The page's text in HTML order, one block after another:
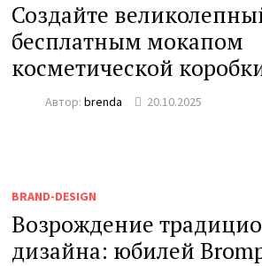
Создайте
бесплатным мокапом
косметической
Автор:brenda 20.10.2025
BRAND-DESIGN
Возрождение
дизайна: юбилей